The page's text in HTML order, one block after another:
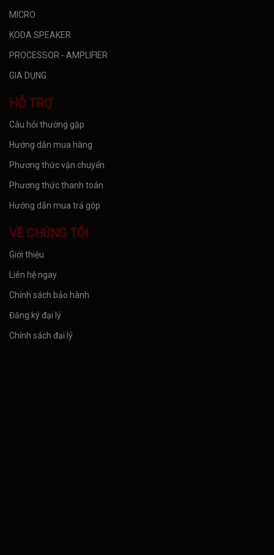
MICRO
KODA SPEAKER
PROCESSOR - AMPLIFIER
GIA DỤNG
HỖ TRỢ
Câu hỏi thường gặp
Hướng dẫn mua hàng
Phương thức vận chuyển
Phương thức thanh toán
Hướng dẫn mua trả góp
VỀ CHÚNG TÔI
Giới thiệu
Liên hệ ngay
Chính sách bảo hành
Đăng ký đại lý
Chính sách đại lý